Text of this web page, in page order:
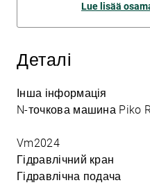
Lue lisää
Деталі
Інша інформація
N-точкова машина Piko
Vm2024
Гідравлічний кран
Гідравлічна подача